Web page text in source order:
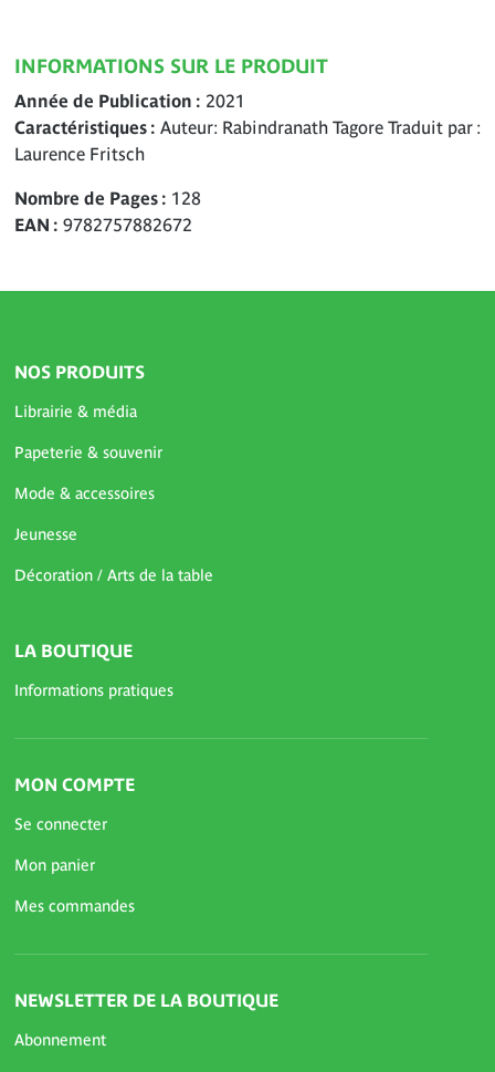
INFORMATIONS SUR LE PRODUIT
Année de Publication
2021
Caractéristiques
Auteur: Rabindranath Tagore Traduit par :
Laurence Fritsch
Nombre de Pages
128
EAN
9782757882672
NOS PRODUITS
Librairie & média
Papeterie & souvenir
Mode & accessoires
Jeunesse
Décoration / Arts de la table
LA BOUTIQUE
Informations pratiques
MON COMPTE
Se connecter
Mon panier
Mes commandes
NEWSLETTER DE LA BOUTIQUE
Abonnement